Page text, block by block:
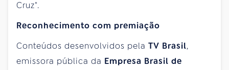
Cruz".
Reconhecimento com premiação
Conteúdos desenvolvidos pela TV Brasil,
emissora pública da Empresa Brasil de